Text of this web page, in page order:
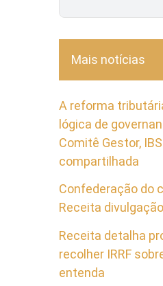
Mais notícias
A reforma
lógica de
Comitê Gestor,
compartilhada
Confederação do
Receita
Receita detalha
recolher IRRF
entenda